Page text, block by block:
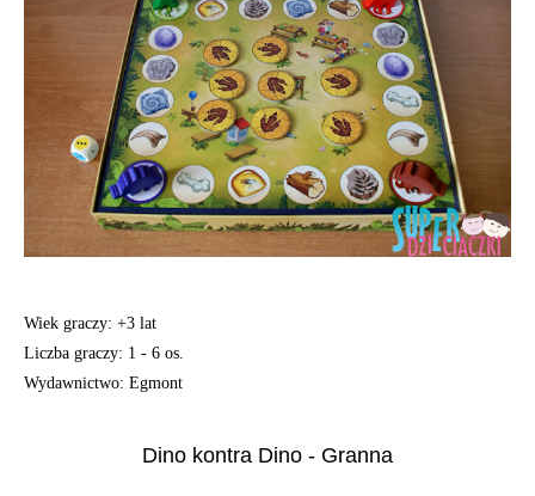
Wiek graczy: +3 lat
Liczba graczy: 1 - 6 os.
Wydawnictwo: Egmont
Dino kontra Dino - Granna